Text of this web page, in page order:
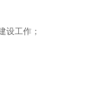
设工作；